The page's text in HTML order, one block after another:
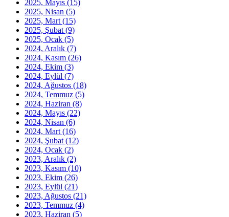
2025, Mayıs (15)
2025, Nisan (5)
2025, Mart (15)
2025, Şubat (9)
2025, Ocak (5)
2024, Aralık (7)
2024, Kasım (26)
2024, Ekim (3)
2024, Eylül (7)
2024, Ağustos (18)
2024, Temmuz (5)
2024, Haziran (8)
2024, Mayıs (22)
2024, Nisan (6)
2024, Mart (16)
2024, Şubat (12)
2024, Ocak (2)
2023, Aralık (2)
2023, Kasım (10)
2023, Ekim (26)
2023, Eylül (21)
2023, Ağustos (21)
2023, Temmuz (4)
2023, Haziran (5)